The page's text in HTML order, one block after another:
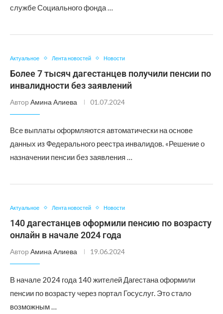
службе Социального фонда …
Актуальное Лента новостей Новости
Более 7 тысяч дагестанцев получили пенсии по
инвалидности без заявлений
Автор Амина Алиева 01.07.2024
Все выплаты оформляются автоматически на основе
данных из Федерального реестра инвалидов. «Решение о
назначении пенсии без заявления …
Актуальное Лента новостей Новости
140 дагестанцев оформили пенсию по возрасту
онлайн в начале 2024 года
Автор Амина Алиева 19.06.2024
В начале 2024 года 140 жителей Дагестана оформили
пенсии по возрасту через портал Госуслуг. Это стало
возможным …